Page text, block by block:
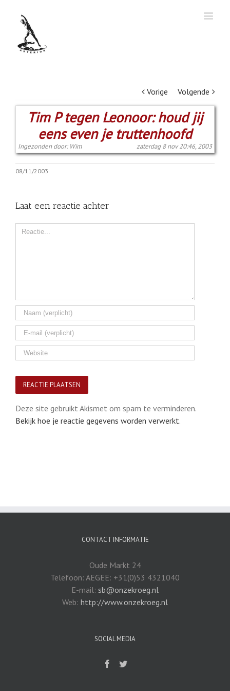
Vorige Volgende
Tim P tegen Leonoor: houd jij
eens even je truttenhoofd
Ingezonden door: Wim zaterdag 8 nov 20:46, 2003
08/11/2003
Laat een reactie achter
Comment
Deze site gebruikt Akismet om spam te verminderen.
Bekijk hoe je reactie gegevens worden verwerkt.
CONTACT INFORMATIE
Oude Markt 24
Telefoon: AEGEE: +31(0)53 4321040
E-mail: sb@onzekroeg.nl
Web: http://www.onzekroeg.nl
SOCIAL MEDIA